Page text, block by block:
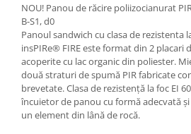
NOU! Panou de răcire poliizocianurat
B-S1, d0
Panoul sandwich cu clasa de rezistenta
insPIRe® FIRE este format din 2 placari
acoperite cu lac organic din poliester.
două straturi de spumă PIR fabricate
brevetate. Clasa de rezistență la foc EI
încuietor de panou cu formă adecvată
un element din lână de rocă.